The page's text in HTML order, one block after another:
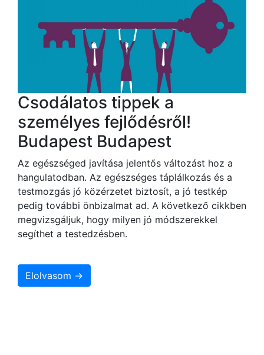
Csodálatos tippek a
személyes fejlődésről!
Budapest Budapest
Az egészséged javítása jelentős változást hoz a
hangulatodban. Az egészséges táplálkozás és a
testmozgás jó közérzetet biztosít, a jó testkép
pedig további önbizalmat ad. A következő cikkben
megvizsgáljuk, hogy milyen jó módszerekkel
segíthet a testedzésben.
Elolvasom →